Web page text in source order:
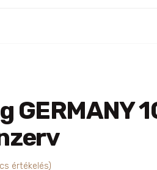
GERMANY
értékelés)